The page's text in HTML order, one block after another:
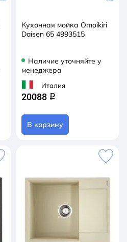
Кухонная мойка Omoikiri
Daisen 65 4993515
Наличие уточняйте у
менеджера
Италия
20088 q
В корзину